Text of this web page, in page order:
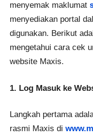
menyemak maklumat
menyediakan portal
digunakan. Berikut
mengetahui cara cek
website Maxis.
1. Log Masuk ke
Langkah pertama
rasmi Maxis di